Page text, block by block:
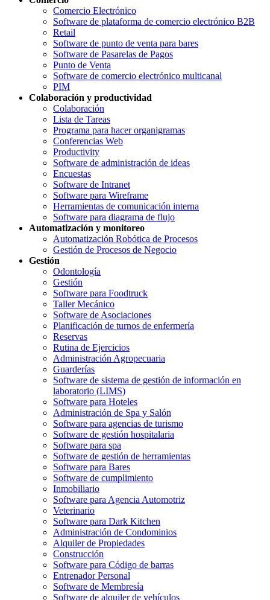
Comercio Electrónico
Software de plataforma de comercio electrónico B2B
Retail
Software de punto de venta para bares
Software de Pasarelas de Pagos
Punto de Venta
Software de comercio electrónico multicanal
PIM
Colaboración y productividad
Colaboración
Lista de Tareas
Programa para hacer organigramas
Conferencias Web
Productivity
Software de administración de ideas
Encuestas
Software de Intranet
Software para Wireframe
Herramientas de comunicación interna
Software para diagrama de flujo
Automatización y monitoreo
Automatización Robótica de Procesos
Gestión de Procesos de Negocio
Gestión
Odontología
Gestión
Software para Foodtruck
Taller Mecánico
Software de Asociaciones
Planificación de turnos de enfermería
Reservas
Rutina de Ejercicios
Administración Agropecuaria
Guarderías
Software de sistema de gestión de información en
laboratorio (LIMS)
Software para Hoteles
Administración de Spa y Salón
Software para agencias de turismo
Software de gestión hospitalaria
Software para spa
Software de gestión de herramientas
Software para Bares
Software de cumplimiento
Inmobiliario
Software para Agencia Automotriz
Veterinario
Software para Dark Kitchen
Administración de Condominios
Alquiler de Propiedades
Construcción
Software para Código de barras
Entrenador Personal
Software de Membresía
Software de alquiler de vehículos